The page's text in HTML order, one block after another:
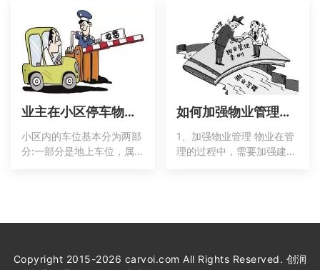
活，还会给物业的管理带来
麻烦。那么，物业公司面对
违建应该怎样处理呢？1.违
建性质根据相关规定，小区
业主对部分建筑享有一定的
权利，并承担着相应的义
步稳定。在政府的配合下，
把居民的积极性最大化的调
动起来，形成合理的管辖范
围，推进各个组织人员之间
的关系。鼓励已经退休的党
员积极参与到物流建设中
业主在小区停车物业收取停车费这样是合法的吗？
小区内的车位基本分为两部
分:一部分是地上车位，属
把它分解如下:1.首先，我们
筑物和公共区域，以及社区
如何加强物业管理工作
1、加强物业管理 物业在管
理的过程中，需要加强建设
的调动起来，形成合理
Copyright 2015-2026 carvoi.com All Rights Reserved. 创润